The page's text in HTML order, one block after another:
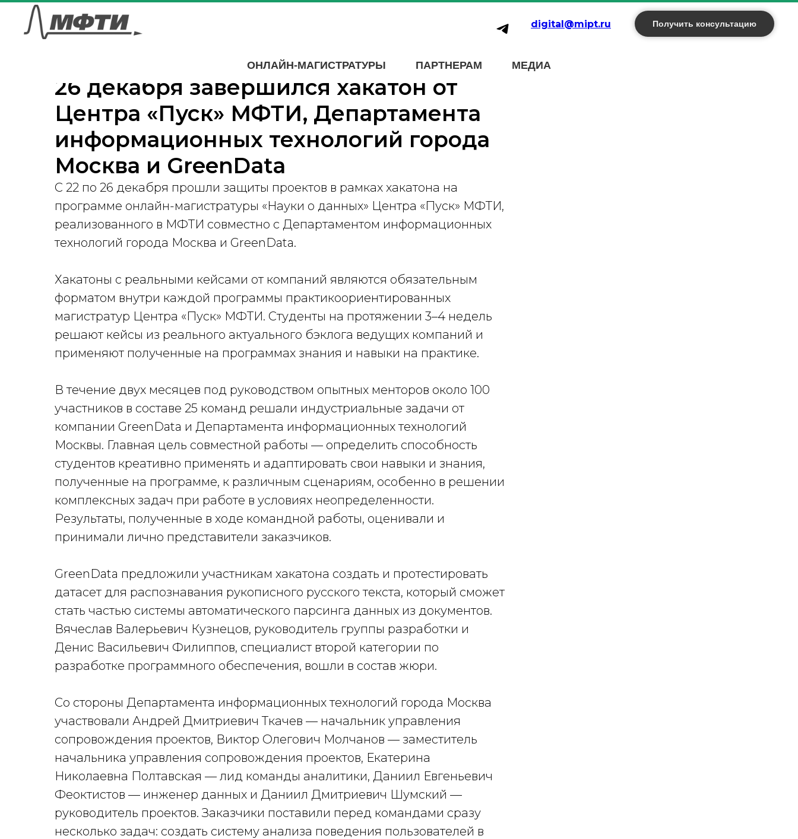
digital@mipt.ru Получить консультацию
ОНЛАЙН-МАГИСТРАТУРЫ ПАРТНЕРАМ МЕДИА
26 декабря завершился хакатон от
Центра «Пуск» МФТИ, Департамента
информационных технологий города
Москва и GreenData
С 22 по 26 декабря прошли защиты проектов в рамках хакатона на
программе онлайн-магистратуры «Науки о данных» Центра «Пуск» МФТИ,
реализованного в МФТИ совместно с Департаментом информационных
технологий города Москва и GreenData.
Хакатоны с реальными кейсами от компаний являются обязательным
форматом внутри каждой программы практикоориентированных
магистратур Центра «Пуск» МФТИ. Студенты на протяжении 3–4 недель
решают кейсы из реального актуального бэклога ведущих компаний и
применяют полученные на программах знания и навыки на практике.
В течение двух месяцев под руководством опытных менторов около 100
участников в составе 25 команд решали индустриальные задачи от
компании GreenData и Департамента информационных технологий
Москвы. Главная цель совместной работы — определить способность
студентов креативно применять и адаптировать свои навыки и знания,
полученные на программе, к различным сценариям, особенно в решении
комплексных задач при работе в условиях неопределенности.
Результаты, полученные в ходе командной работы, оценивали и
принимали лично представители заказчиков.
GreenData предложили участникам хакатона создать и протестировать
датасет для распознавания рукописного русского текста, который сможет
стать частью системы автоматического парсинга данных из документов.
Вячеслав Валерьевич Кузнецов, руководитель группы разработки и
Денис Васильевич Филиппов, специалист второй категории по
разработке программного обеспечения, вошли в состав жюри.
Со стороны Департамента информационных технологий города Москва
участвовали Андрей Дмитриевич Ткачев — начальник управления
сопровождения проектов, Виктор Олегович Молчанов — заместитель
начальника управления сопровождения проектов, Екатерина
Николаевна Полтавская — лид команды аналитики, Даниил Евгеньевич
Феоктистов — инженер данных и Даниил Дмитриевич Шумский —
руководитель проектов. Заказчики поставили перед командами сразу
несколько задач: создать систему анализа поведения пользователей в